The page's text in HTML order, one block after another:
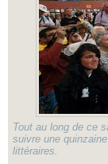
Tout au long de ce
suivre une
littéraires.